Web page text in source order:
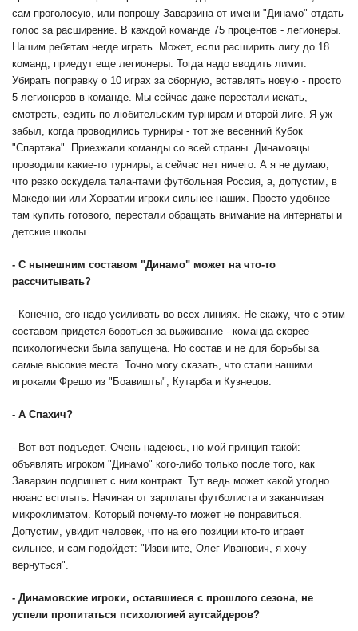
сам проголосую, или попрошу Заварзина от имени "Динамо" отдать
голос за расширение. В каждой команде 75 процентов - легионеры.
Нашим ребятам негде играть. Может, если расширить лигу до 18
команд, приедут еще легионеры. Тогда надо вводить лимит.
Убирать поправку о 10 играх за сборную, вставлять новую - просто
5 легионеров в команде. Мы сейчас даже перестали искать,
смотреть, ездить по любительским турнирам и второй лиге. Я уж
забыл, когда проводились турниры - тот же весенний Кубок
"Спартака". Приезжали команды со всей страны. Динамовцы
проводили какие-то турниры, а сейчас нет ничего. А я не думаю,
что резко оскудела талантами футбольная Россия, а, допустим, в
Македонии или Хорватии игроки сильнее наших. Просто удобнее
там купить готового, перестали обращать внимание на интернаты и
детские школы.
- С нынешним составом "Динамо" может на что-то
рассчитывать?
- Конечно, его надо усиливать во всех линиях. Не скажу, что с этим
составом придется бороться за выживание - команда скорее
психологически была запущена. Но состав и не для борьбы за
самые высокие места. Точно могу сказать, что стали нашими
игроками Фрешо из "Боавишты", Кутарба и Кузнецов.
- А Спахич?
- Вот-вот подъедет. Очень надеюсь, но мой принцип такой:
объявлять игроком "Динамо" кого-либо только после того, как
Заварзин подпишет с ним контракт. Тут ведь может какой угодно
нюанс всплыть. Начиная от зарплаты футболиста и заканчивая
микроклиматом. Который почему-то может не понравиться.
Допустим, увидит человек, что на его позиции кто-то играет
сильнее, и сам подойдет: "Извините, Олег Иванович, я хочу
вернуться".
- Динамовские игроки, оставшиеся с прошлого сезона, не
успели пропитаться психологией аутсайдеров?